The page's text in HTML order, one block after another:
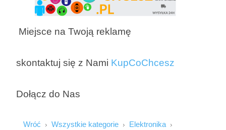
Miejsce na Twoją reklamę
skontaktuj się z Nami KupCoChcesz
Dołącz do Nas
Wróć Wszystkie kategorie
Elektronika